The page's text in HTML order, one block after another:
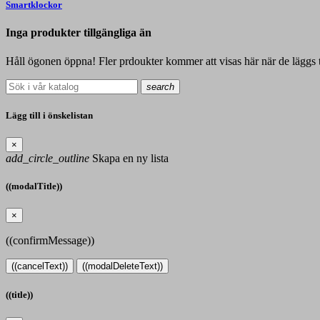
Smartklockor
Inga produkter tillgängliga än
Håll ögonen öppna! Fler prdoukter kommer att visas här när de läggs
search
Lägg till i önskelistan
×
add_circle_outline Skapa en ny lista
((modalTitle))
×
((confirmMessage))
((cancelText)) ((modalDeleteText))
((title))